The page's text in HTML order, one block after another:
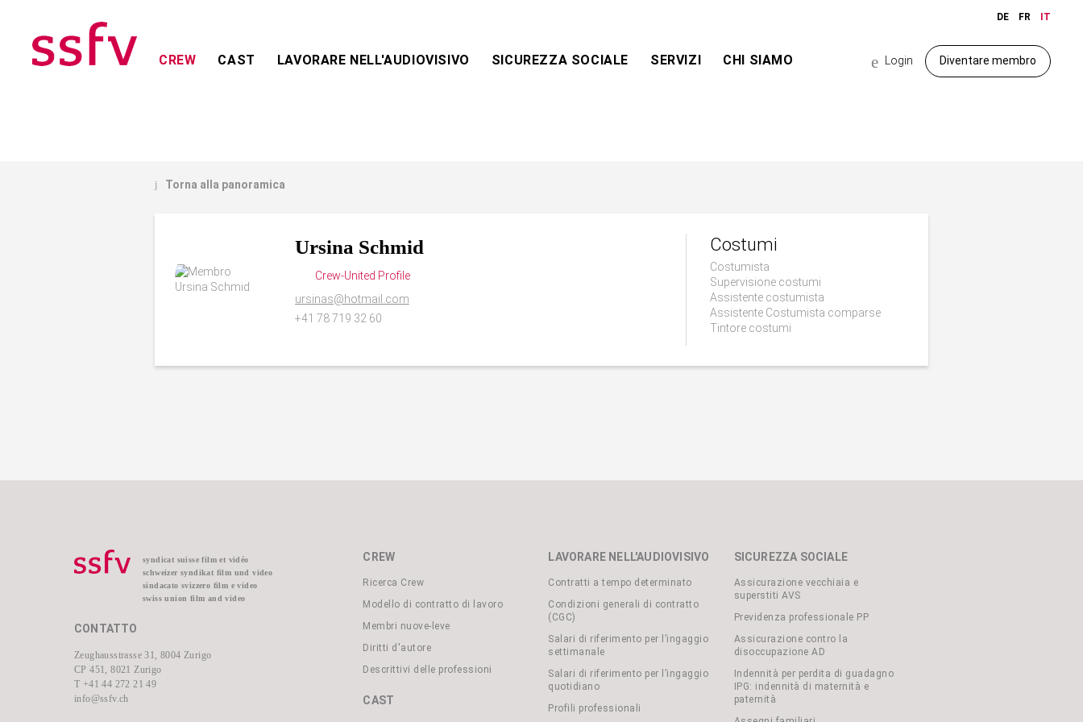
CREW CAST LAVORARE NELL'AUDIOVISIVO SICUREZZA SOCIALE SERVIZI CHI SIAMO
DE FR IT
e Login Diventare membro
j Torna alla panoramica
Ursina Schmid
Crew-United Profile
ursinas@hotmail.com
+41 78 719 32 60
Costumi
Costumista
Supervisione costumi
Assistente costumista
Assistente Costumista comparse
Tintore costumi
syndicat suisse film et vidéo
schweizer syndikat film und video
sindacato svizzero film e video
swiss union film and video
CONTATTO
Zeughausstrasse 31, 8004 Zurigo
CP 451, 8021 Zurigo
T +41 44 272 21 49
info@ssfv.ch
CREW
Ricerca Crew
Modello di contratto di lavoro
Membri nuove-leve
Diritti d'autore
Descrittivi delle professioni
CAST
LAVORARE NELL'AUDIOVISIVO
Contratti a tempo determinato
Condizioni generali di contratto
(CGC)
Salari di riferimento per l’ingaggio
settimanale
Salari di riferimento per l’ingaggio
quotidiano
Profili professionali
SICUREZZA SOCIALE
Assicurazione vecchiaia e
superstiti AVS
Previdenza professionale PP
Assicurazione contro la
disoccupazione AD
Indennità per perdita di guadagno
IPG: indennità di maternità e
paternità